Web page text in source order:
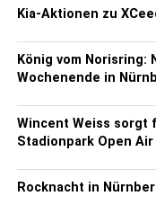
Kia-Aktionen zu
König vom
Wochenende in
Wincent Weiss sorgt
Stadionpark Open Air
Rocknacht in